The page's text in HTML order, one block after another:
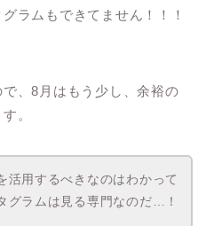
ラムもできてません！！！
、8月はもう少し、余裕の
。
活用するべきなのはわかって
グラムは見る専門なのだ…！